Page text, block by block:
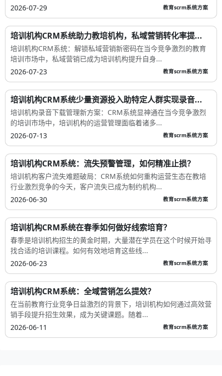
2026-07-29
教育scrm系统方案
培训机构CRM系统助力教培机构，私域营销转化率提...
培训机构CRM系统：解锁私域营销新密码在当今竞争激烈的教育
培训市场中，私域营销已成为培训机构提升自身...
2026-07-23
教育scrm系统方案
培训机构CRM系统少量资源投入助特定人群实现录音...
培训机构录音下载管理新方案：CRM系统显神通在当今竞争激烈
的培训市场中，培训机构的运营管理面临着诸多...
2026-07-13
教育scrm系统方案
培训机构CRM系统：流失预警管理，如何精准止损？
培训机构客户流失难题破局：CRM系统如何重构运营生态在教培
行业激烈竞争的今天，客户流失已成为制约机构...
2026-06-30
教育scrm系统方案
培训机构CRM系统在春季如何做好线索培育？
春季是培训机构招生的黄金时期，大量潜在学员在这个时候开始寻
找合适的培训课程。如何有效地培育这些线...
2026-06-23
教育scrm系统方案
培训机构CRM系统：全域营销怎么提效？
在当前教育行业竞争日益激烈的背景下，培训机构如何通过高效营
销手段提升招生效果，成为关键课题。随着...
2026-06-11
教育scrm系统方案